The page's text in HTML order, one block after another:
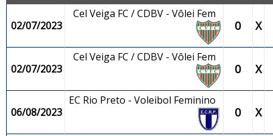
02/07/2023
Cel Veiga FC / CDBV - Vôlei Fem
0 X
02/07/2023
Cel Veiga FC / CDBV - Vôlei Fem
0 X
06/08/2023
EC Rio Preto - Voleibol Feminino
0 X